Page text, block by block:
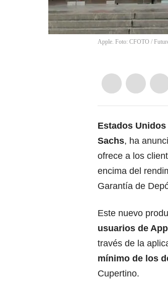
Apple. Foto: CFOTO /
Estados Unidos
Sachs, ha
ofrece a los
encima del
Garantía de
Este nuevo
usuarios de
través de la
mínimo de los
Cupertino.